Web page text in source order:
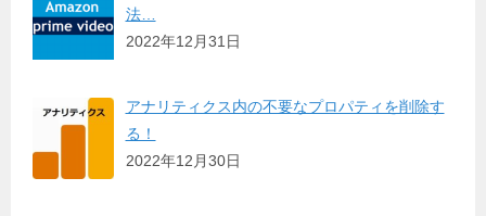
法…
2022年12月31日
アナリティクス内の不要なプロパティを削除す
る！
2022年12月30日